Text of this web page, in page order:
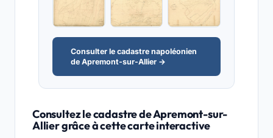
Consulter le cadastre napoléonien
de Apremont-sur-Allier →
Consultez le cadastre de Apremont-sur-
Allier grâce à cette carte interactive